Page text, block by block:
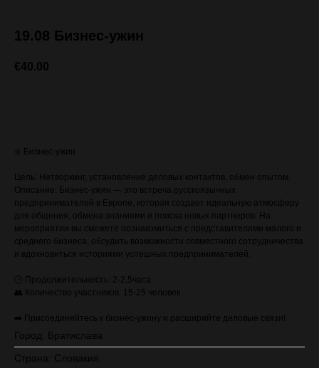
19.08 Бизнес-ужин
€40.00
❇️ Бизнес-ужин
Цель: Нетворкинг, установление деловых контактов, обмен опытом.
Описание: Бизнес-ужин — это встреча русскоязычных
предпринимателей в Европе, которая создает идеальную атмосферу
для общения, обмена знаниями и поиска новых партнеров. На
мероприятии вы сможете познакомиться с представителями малого и
среднего бизнеса, обсудить возможности совместного сотрудничества
и вдохновиться историями успешных предпринимателей.
🕒 Продолжительность: 2-2,5часа
👥 Количество участников: 15-25 человек
➡️ Присоединяйтесь к бизнес-ужину и расширяйте деловые связи!
Город: Братислава
Страна: Словакия